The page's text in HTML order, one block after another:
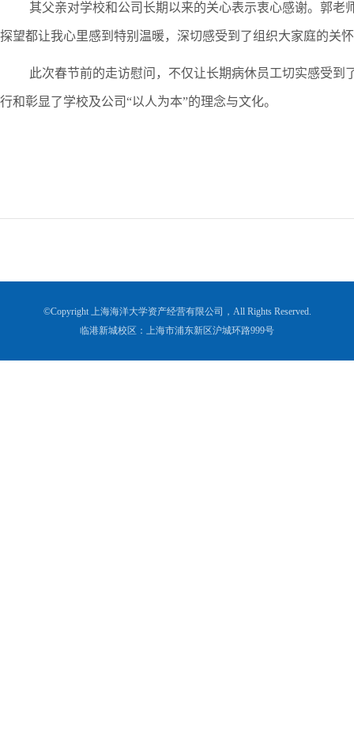
其父亲对学校和公司长期以来的关心表示衷心感谢。郭老
探望都让我心里感到特别温暖，深切感受到了组织大家庭的关
此次春节前的走访慰问，不仅让长期病休员工切实感受
行和彰显了学校及公司“以人为本”的理念与文化。
©Copyright 上海海洋大学资产经营有限公司，All Rights Reserved.
临港新城校区：上海市浦东新区沪城环路999号